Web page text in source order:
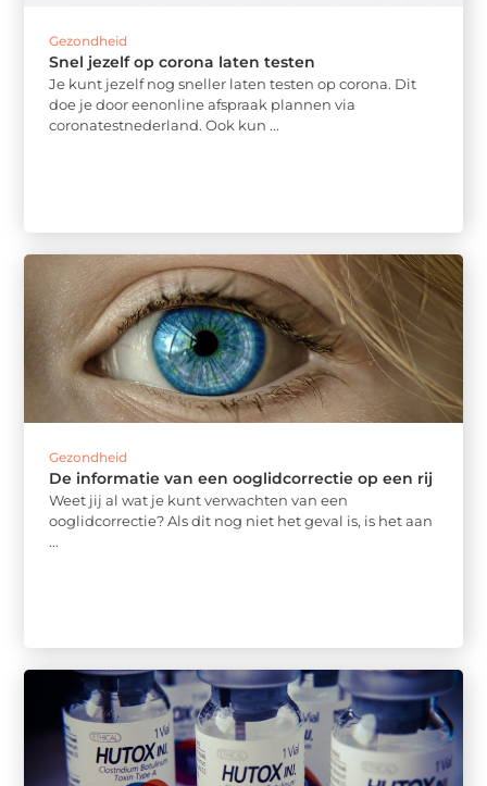
Gezondheid
Snel jezelf op corona laten testen
Je kunt jezelf nog sneller laten testen op corona. Dit
doe je door eenonline afspraak plannen via
coronatestnederland. Ook kun ...
Gezondheid
De informatie van een ooglidcorrectie op een rij
Weet jij al wat je kunt verwachten van een
ooglidcorrectie? Als dit nog niet het geval is, is het aan
...